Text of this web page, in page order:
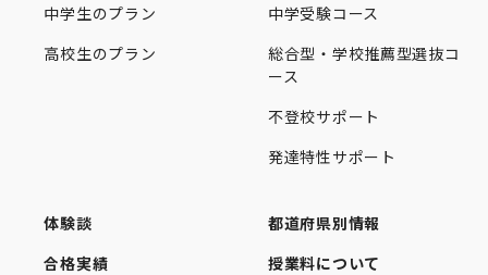
中学生のプラン
高校生のプラン
中学受験コース
総合型・学校推薦型選抜コ
ース
不登校サポート
発達特性サポート
体験談
合格実績
都道府県別情報
授業料について